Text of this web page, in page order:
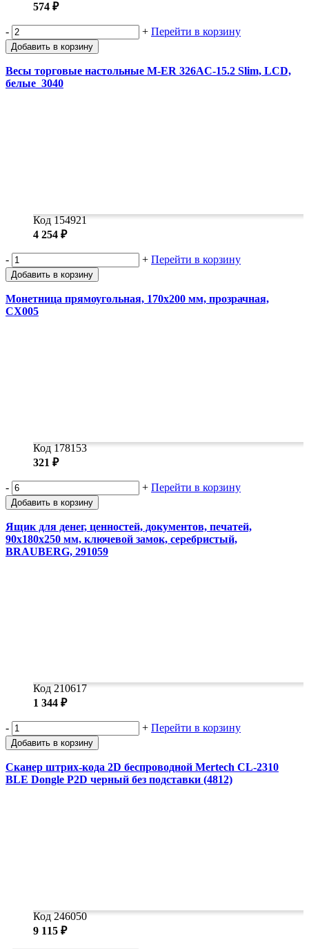
574 ₽
- + Перейти в корзину
Добавить в корзину
Весы торговые настольные M-ER 326AC-15.2 Slim, LCD,
белые_3040
Код 154921
4 254 ₽
- + Перейти в корзину
Добавить в корзину
Монетница прямоугольная, 170х200 мм, прозрачная,
CX005
Код 178153
321 ₽
- + Перейти в корзину
Добавить в корзину
Ящик для денег, ценностей, документов, печатей,
90х180х250 мм, ключевой замок, серебристый,
BRAUBERG, 291059
Код 210617
1 344 ₽
- + Перейти в корзину
Добавить в корзину
Сканер штрих-кода 2D беспроводной Mertech CL-2310
BLE Dongle P2D черный без подставки (4812)
Код 246050
9 115 ₽